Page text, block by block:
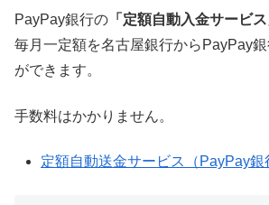
PayPay銀行の 「定額自動入金サービス
毎月一定額を名古屋銀行からPayPay
ができます。
手数料はかかりません。
定額自動送金サービス（PayPay銀